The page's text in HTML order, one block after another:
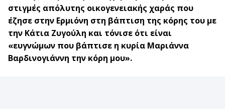
στιγμές απόλυτης οικογενειακής χαράς που
έζησε στην Ερμιόνη στη βάπτιση της κόρης του με
την Κάτια Ζυγούλη και τόνισε ότι είναι
«ευγνώμων που βάπτισε η κυρία Μαριάννα
Βαρδινογιάννη την κόρη μου».